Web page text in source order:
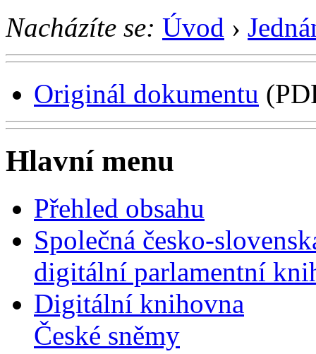
Nacházíte se: Úvod ›
Originál dokumentu
Hlavní menu
Přehled obsahu
Společná česko-
digitální parlamentní
Digitální knihovna
České sněmy